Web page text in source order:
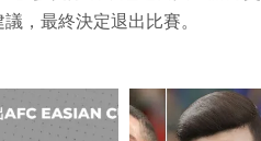
議，最終決定退出比賽。